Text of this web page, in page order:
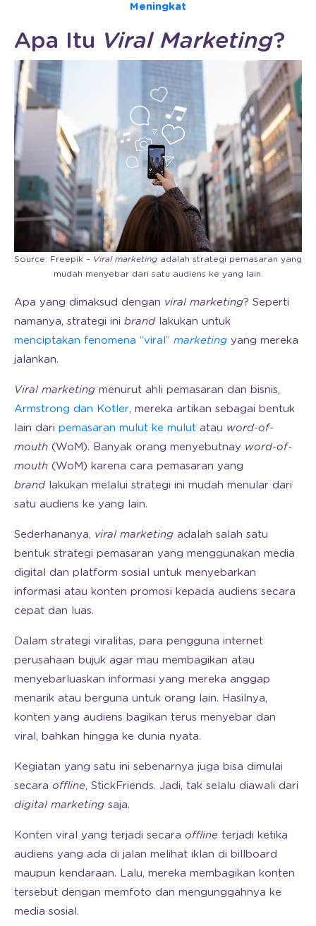
Meningkat
Apa Itu Viral Marketing?
Source: Freepik – Viral marketing adalah strategi pemasaran yang
mudah menyebar dari satu audiens ke yang lain.
Apa yang dimaksud dengan viral marketing? Seperti
namanya, strategi ini brand lakukan untuk
menciptakan fenomena “viral” marketing yang mereka
jalankan.
Viral marketing menurut ahli pemasaran dan bisnis,
Armstrong dan Kotler, mereka artikan sebagai bentuk
lain dari pemasaran mulut ke mulut atau word-of-
mouth (WoM). Banyak orang menyebutnay word-of-
mouth (WoM) karena cara pemasaran yang
brand lakukan melalui strategi ini mudah menular dari
satu audiens ke yang lain.
Sederhananya, viral marketing adalah salah satu
bentuk strategi pemasaran yang menggunakan media
digital dan platform sosial untuk menyebarkan
informasi atau konten promosi kepada audiens secara
cepat dan luas.
Dalam strategi viralitas, para pengguna internet
perusahaan bujuk agar mau membagikan atau
menyebarluaskan informasi yang mereka anggap
menarik atau berguna untuk orang lain. Hasilnya,
konten yang audiens bagikan terus menyebar dan
viral, bahkan hingga ke dunia nyata.
Kegiatan yang satu ini sebenarnya juga bisa dimulai
secara offline, StickFriends. Jadi, tak selalu diawali dari
digital marketing saja.
Konten viral yang terjadi secara offline terjadi ketika
audiens yang ada di jalan melihat iklan di billboard
maupun kendaraan. Lalu, mereka membagikan konten
tersebut dengan memfoto dan mengunggahnya ke
media sosial.